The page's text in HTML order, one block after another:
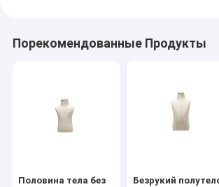
Порекомендованные Продукты
Половина тела без
Безрукий